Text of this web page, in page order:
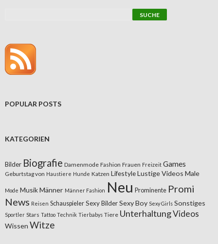
POPULAR POSTS
KATEGORIEN
Bilder Biografie Damenmode Fashion Frauen Freizeit Games
Geburtstag von Haustiere Hunde Katzen LifestyleLustige Videos Male
Mode MusikMänner Männer Fashion Neu Prominente Promi
News Reisen Schauspieler Sexy BilderSexy Boy Sexy Girls Sonstiges
Sportler Stars Tattoo Technik Tierbabys Tiere UnterhaltungVideos
Wissen Witze